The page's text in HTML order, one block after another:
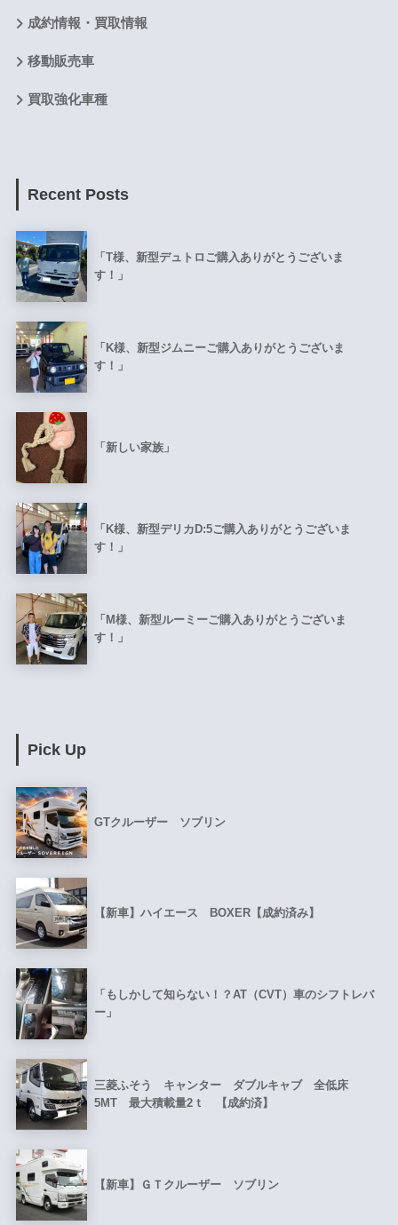
成約情報・買取情報
移動販売車
買取強化車種
Recent Posts
「T様、新型デュトロご購入ありがとうございま
す！」
「K様、新型ジムニーご購入ありがとうございま
す！」
「新しい家族」
「K様、新型デリカD:5ご購入ありがとうございま
す！」
「M様、新型ルーミーご購入ありがとうございま
す！」
Pick Up
GTクルーザー ソブリン
【新車】ハイエース BOXER【成約済み】
「もしかして知らない！？AT（CVT）車のシフトレバ
ー」
三菱ふそう キャンター ダブルキャブ 全低床
5MT 最大積載量2ｔ 【成約済】
【新車】ＧＴクルーザー ソブリン